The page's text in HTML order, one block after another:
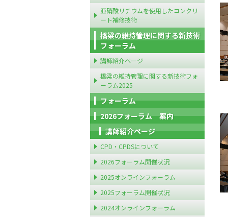
亜硝酸リチウムを使用したコンクリ
ート補修技術
橋梁の維持管理に関する新技術
フォーラム
講師紹介ページ
橋梁の維持管理に関する新技術フォ
ーラム2025
フォーラム
2026フォーラム 案内
講師紹介ページ
CPD・CPDSについて
2026フォーラム開催状況
2025オンラインフォーラム
2025フォーラム開催状況
2024オンラインフォーラム